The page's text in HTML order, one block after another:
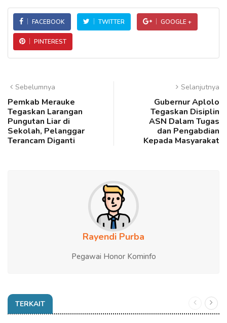
FACEBOOK TWITTER GOOGLE +
PINTEREST
Sebelumnya
Pemkab Merauke
Tegaskan Larangan
Pungutan Liar di
Sekolah, Pelanggar
Terancam Diganti
Selanjutnya
Gubernur Aplolo
Tegaskan Disiplin
ASN Dalam Tugas
dan Pengabdian
Kepada Masyarakat
Rayendi Purba
Pegawai Honor Kominfo
TERKAIT